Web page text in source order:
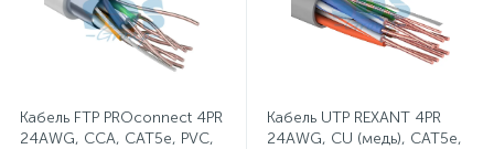
Кабель FTP PROconnect 4PR
24AWG, CCA, CAT5e, PVC,
Кабель UTP REXANT 4PR
24AWG, CU (медь), CAT5e,
Фонари
Стекла защитные
Страховочные пояса
Пистолеты для вязки арматуры
Пистолеты для герметиков аккумуляторные
Патроны для ламп
Патроны и переходники для ламп